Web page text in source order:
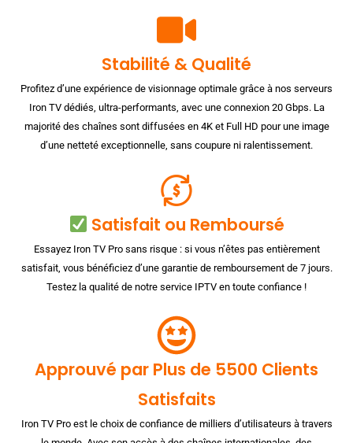
Stabilité & Qualité
Profitez d’une expérience de visionnage optimale grâce à nos serveurs
Iron TV dédiés, ultra-performants, avec une connexion 20 Gbps. La
majorité des chaînes sont diffusées en 4K et Full HD pour une image
d’une netteté exceptionnelle, sans coupure ni ralentissement.
Satisfait ou Remboursé
Essayez Iron TV Pro sans risque : si vous n’êtes pas entièrement
satisfait, vous bénéficiez d’une garantie de remboursement de 7 jours.
Testez la qualité de notre service IPTV en toute confiance !
Approuvé par Plus de 5500 Clients
Satisfaits
Iron TV Pro est le choix de confiance de milliers d’utilisateurs à travers